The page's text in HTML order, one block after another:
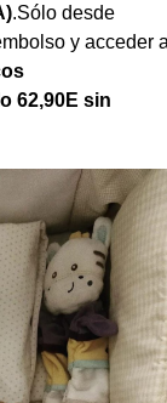
.Sólo desde
y acceder
62,90E sin